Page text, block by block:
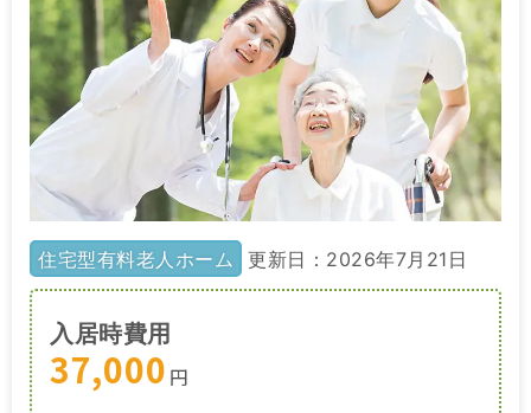
住宅型有料老人ホーム 更新日：2026年7月21日
入居時費用
37,000 円